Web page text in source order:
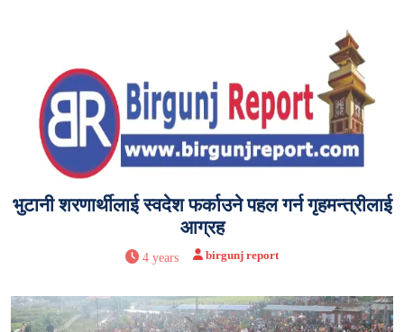
भुटानी शरणार्थीलाई स्वदेश फर्काउने पहल गर्न गृहमन्त्रीलाई
आग्रह
4 years birgunj report